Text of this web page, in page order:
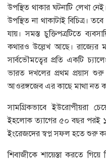
উপস্থিত থাকার ঘটনাটি লেখা
উপস্থিত না থাকাটাই বিচিত্র।
যায়। সমস্ত চুক্তিপত্রটিতে
কথারও উল্লেখ আছে। রাজ্যের
সার্বভৌমত্বের প্রতি একটি
ভারত দখলের প্রথম প্রয়াস শুরু
আওরঙ্গজেব এর কাছে মাথা নত
সামগ্রিকভাবে ইউরোপীয়রা
ইহলোক ত্যাগের ৫০ বছর পরই
ইংরেজদের স্বপ্ন সফল হতে শুরু
শিবাজীকে শায়েস্তা করতে